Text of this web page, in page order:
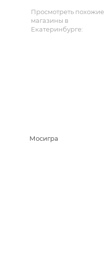
Просмотреть похожие
магазины в
Екатеринбурге:
Мосигра